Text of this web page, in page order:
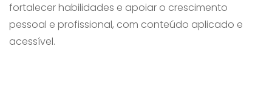
fortalecer habilidades e apoiar o crescimento
pessoal e profissional, com conteúdo aplicado e
acessível.